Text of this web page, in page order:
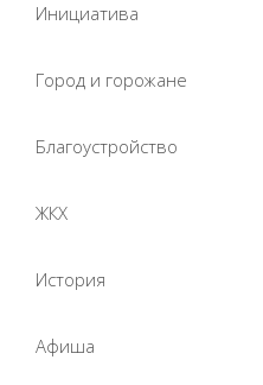
Инициатива
Город и горожане
Благоустройство
ЖКХ
История
Афиша